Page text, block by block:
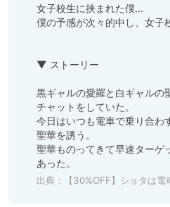
女子校生に挟まれた僕…
僕の予感が次々的中し、女子
▼ ストーリー
黒ギャルの愛羅と白ギャルの
チャットをしていた。
今日はいつも電車で乗り合わ
聖華を誘う。
聖華ものってきて早速ターゲ
出典： 【30%OFF】ショタは電車で予感